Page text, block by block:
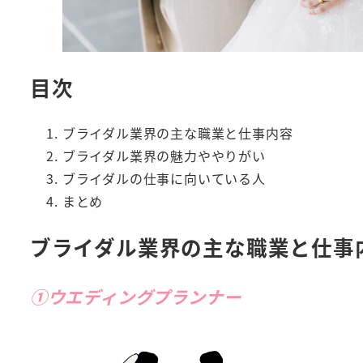
目次
ブライダル業界の主な職業と仕事内容
ブライダル業界の魅力ややりがい
ブライダルの仕事に向いている人
まとめ
ブライダル業界の主な職業と仕事
①ウエディングプランナー